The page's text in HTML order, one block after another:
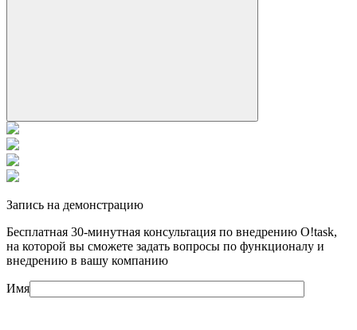
Запись на демонстрацию
Бесплатная 30-минутная консультация по внедрению O!task,
на которой вы cможете задать вопросы по функционалу и
внедрению в вашу компанию
Имя